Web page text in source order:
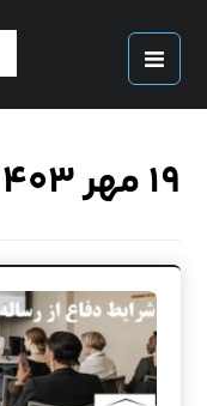
۱۹ مهر ۱۴۰۳